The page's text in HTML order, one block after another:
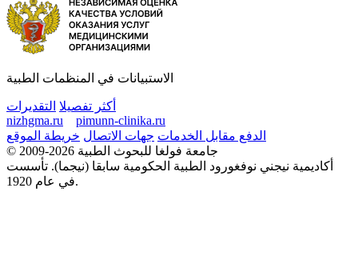
الاستبيانات في المنظمات الطبية
أكثر تفصيلا التقديرات
nizhgma.ru
pimunn-clinika.ru
الدفع مقابل الخدمات جهات الاتصال خريطة الموقع
© 2009-2026 جامعة فولغا للبحوث الطبية
أكاديمية نيجني نوفغورود الطبية الحكومية سابقا (نيجما). تأسست
في عام 1920.